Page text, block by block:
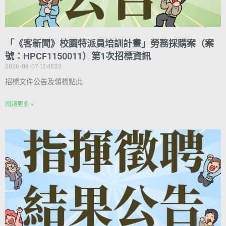
「《客新聞》校園特派員培訓計畫」勞務採購案（案
號：HPCF1150011）第1次招標資訊
2026-08-07 12:45:22
招標文件公告及領標點此
閱讀更多 »